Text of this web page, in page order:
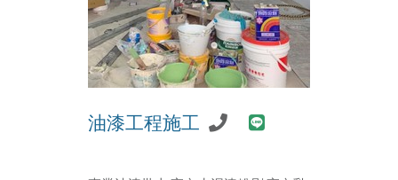
油漆工程施工